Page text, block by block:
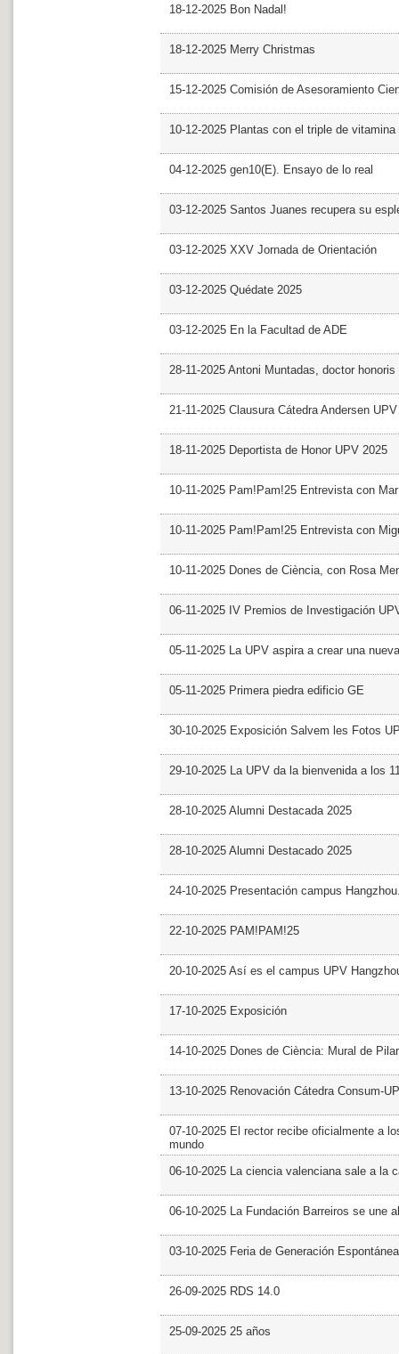
18-12-2025 Bon Nadal!
18-12-2025 Merry Christmas
15-12-2025 Comisión de Asesoramiento
10-12-2025 Plantas con el triple de vitamina
04-12-2025 gen10(E). Ensayo de lo real
03-12-2025 Santos Juanes recupera su
03-12-2025 XXV Jornada de Orientación
03-12-2025 Quédate 2025
03-12-2025 En la Facultad de ADE
28-11-2025 Antoni Muntadas, doctor
21-11-2025 Clausura Cátedra Andersen UPV
18-11-2025 Deportista de Honor UPV 2025
10-11-2025 Pam!Pam!25 Entrevista con
10-11-2025 Pam!Pam!25 Entrevista con
10-11-2025 Dones de Ciència, con Rosa
06-11-2025 IV Premios de Investigación
05-11-2025 La UPV aspira a crear una
05-11-2025 Primera piedra edificio GE
30-10-2025 Exposición Salvem les Fotos
29-10-2025 La UPV da la bienvenida a los
28-10-2025 Alumni Destacada 2025
28-10-2025 Alumni Destacado 2025
24-10-2025 Presentación campus
22-10-2025 PAM!PAM!25
20-10-2025 Así es el campus UPV
17-10-2025 Exposición
14-10-2025 Dones de Ciència: Mural de
13-10-2025 Renovación Cátedra Consum-
07-10-2025 El rector recibe oficialmente a
mundo
06-10-2025 La ciencia valenciana sale a la
06-10-2025 La Fundación Barreiros se une
03-10-2025 Feria de Generación Espontánea
26-09-2025 RDS 14.0
25-09-2025 25 años